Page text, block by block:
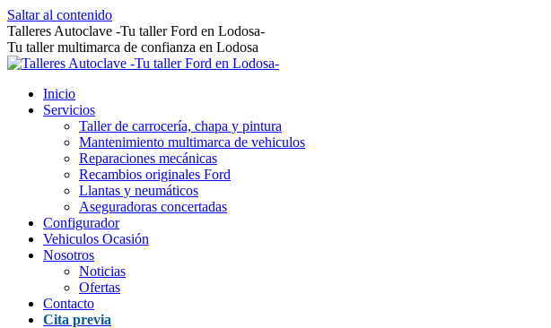
Saltar al contenido
Talleres Autoclave -Tu taller Ford en Lodosa-
Tu taller multimarca de confianza en Lodosa
Inicio
Servicios
Taller de carrocería, chapa y pintura
Mantenimiento multimarca de vehiculos
Reparaciones mecánicas
Recambios originales Ford
Llantas y neumáticos
Aseguradoras concertadas
Configurador
Vehiculos Ocasión
Nosotros
Noticias
Ofertas
Contacto
Cita previa